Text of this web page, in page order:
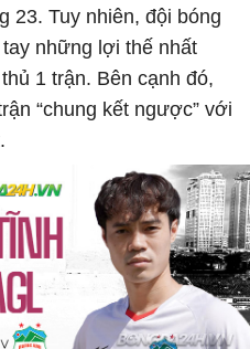
23. Tuy nhiên, đội bóng
những lợi thế nhất
1 trận. Bên cạnh đó,
“chung kết ngược” với